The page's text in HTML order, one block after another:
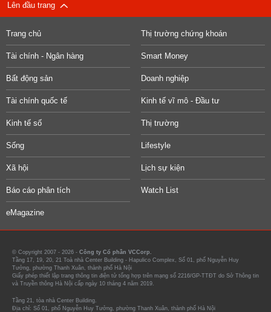
Lên đầu trang
Trang chủ Thị trường chứng khoán
Tài chính - Ngân hàng Smart Money
Bất động sản Doanh nghiệp
Tài chính quốc tế Kinh tế vĩ mô - Đầu tư
Kinh tế số Thị trường
Sống Lifestyle
Xã hội Lịch sự kiện
Báo cáo phân tích Watch List
eMagazine
© Copyright 2007 - 2026 - Công ty Cổ phần VCCorp.
Tầng 17, 19, 20, 21 Toà nhà Center Building - Hapulico Complex, Số 01, phố Nguyễn Huy
Tưởng, phường Thanh Xuân, thành phố Hà Nội
Giấy phép thiết lập trang thông tin điện tử tổng hợp trên mạng số 2216/GP-TTĐT do Sở Thông tin
và Truyền thông Hà Nội cấp ngày 10 tháng 4 năm 2019.
Tầng 21, tòa nhà Center Building.
Địa chỉ: Số 01, phố Nguyễn Huy Tưởng, phường Thanh Xuân, thành phố Hà Nội